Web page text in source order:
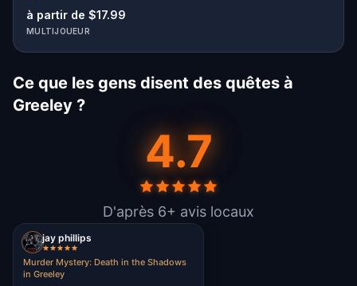
à partir de $17.99
MULTIJOUEUR
Ce que les gens disent des quêtes à
Greeley ?
4.7
D'après 6+ avis locaux
jay phillips
Murder Mystery: Death in the Shadows
in Greeley